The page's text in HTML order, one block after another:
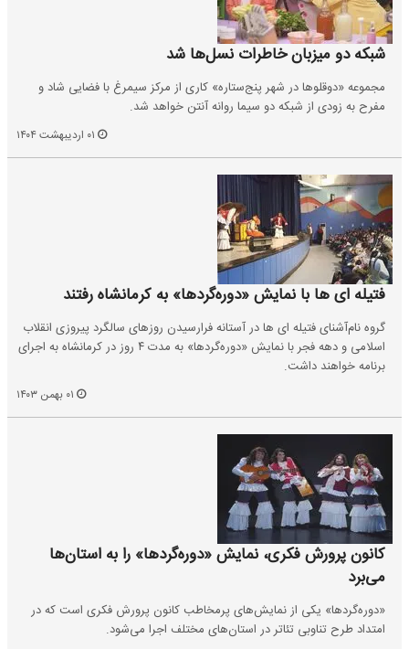
شبکه دو میزبان خاطرات نسل‌ها شد
مجموعه «دوقلوها در شهر پنج‌ستاره» کاری از مرکز سیمرغ با فضایی شاد و
مفرح به زودی از شبکه دو سیما روانه آنتن خواهد شد.
فتیله‌ ای ها با نمایش «دوره‌گردها» به کرمانشاه رفتند
گروه نام‌آشنای فتیله‌ ای ها در آستانه فرارسیدن روزهای سالگرد پیروزی انقلاب
اسلامی و دهه فجر با نمایش «دوره‌گردها» به مدت ۴ روز در کرمانشاه به اجرای
برنامه خواهند داشت.
کانون پرورش فکری، نمایش «دوره‌گردها» را به استان‌ها
می‌برد
«دوره‌گردها» یکی از نمایش‌های پرمخاطب کانون پرورش فکری است که در
امتداد طرح تناوبی تئاتر در استان‌های مختلف اجرا می‌شود.